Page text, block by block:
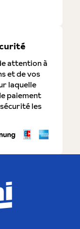
attention à
et de vos
laquelle
paiement
les